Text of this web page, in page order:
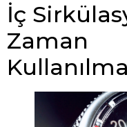
İç
Zaman